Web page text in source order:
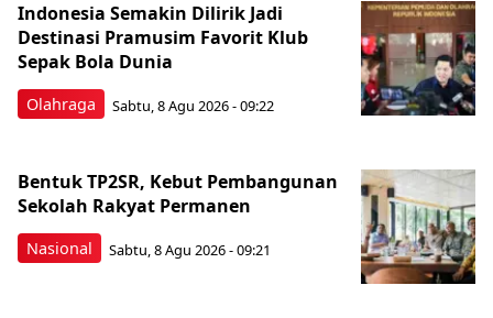
Olahraga
Indonesia Semakin Dilirik Jadi
Destinasi Pramusim Favorit Klub
Sepak Bola Dunia
Sabtu, 8 Agu 2026 - 09:22
Nasional
Bentuk TP2SR, Kebut Pembangunan
Sekolah Rakyat Permanen
Sabtu, 8 Agu 2026 - 09:21